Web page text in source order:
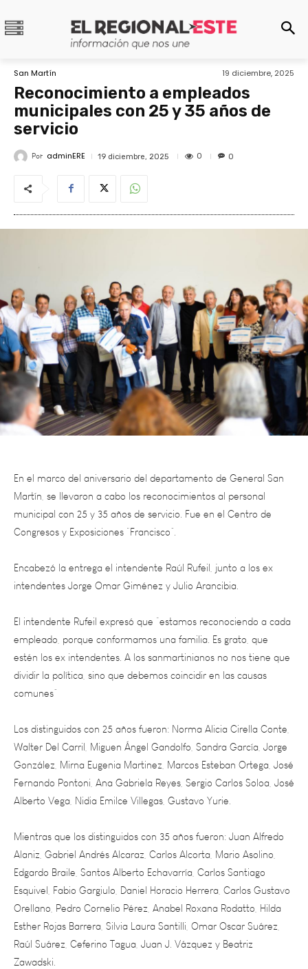
San Martín 19 diciembre, 2025
Reconocimiento a empleados
municipales con 25 y 35 años de
servicio
Por adminERE 19 diciembre, 2025 0 0
En el marco del aniversario del departamento de General San
Martín, se llevaron a cabo los reconocimientos al personal
municipal con 25 y 35 años de servicio. Fue en el Centro de
Congresos y Exposiciones “Francisco”.
Encabezó la entrega el intendente Raúl Rufeil, junto a los ex
intendentes Jorge Omar Giménez y Julio Arancibia.
El intendente Rufeil expresó que “estamos reconociendo a cada
empleado, porque conformamos una familia. Es grato, que
estén los ex intendentes. A los sanmartinianos no nos tiene que
dividir la política, sino que debemos coincidir en las causas
comunes”
Los distinguidos con 25 años fueron: Norma Alicia Cirella Conte,
Walter Del Carril, Miguen Ángel Gandolfo, Sandra García, Jorge
González, Mirna Eugenia Martinez, Marcos Esteban Ortega, José
Fernando Pontoni, Ana Gabriela Reyes, Sergio Carlos Soloa, José
Alberto Vega, Nidia Emilce Villegas, Gustavo Yurie.
Mientras que los distinguidos con 35 años fueron: Juan Alfredo
Alaniz, Gabriel Andrés Alcaraz, Carlos Alcorta, Mario Asolino,
Edgardo Braile, Santos Alberto Echavarría, Carlos Santiago
Esquivel, Fabio Gargiulo, Daniel Horacio Herrera, Carlos Gustavo
Orellano, Pedro Cornelio Pérez, Anabel Roxana Rodatto, Hilda
Esther Rojas Barrera, Silvia Laura Santilli, Omar Oscar Suárez,
Raúl Suárez, Ceferino Tagua, Juan J. Vázquez y Beatriz
Zawadski.